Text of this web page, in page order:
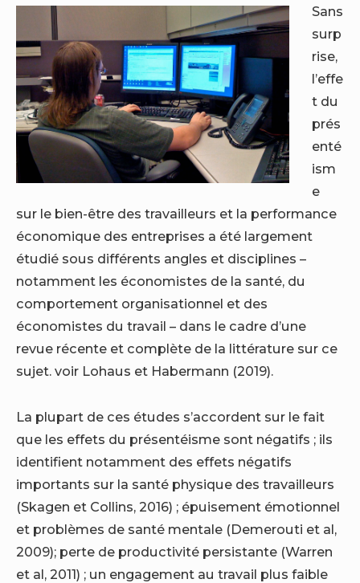
Sans
surp
rise,
l’effe
t du
prés
enté
ism
e
sur le bien-être des travailleurs et la performance
économique des entreprises a été largement
étudié sous différents angles et disciplines –
notamment les économistes de la santé, du
comportement organisationnel et des
économistes du travail – dans le cadre d’une
revue récente et complète de la littérature sur ce
sujet. voir Lohaus et Habermann (2019).
La plupart de ces études s’accordent sur le fait
que les effets du présentéisme sont négatifs ; ils
identifient notamment des effets négatifs
importants sur la santé physique des travailleurs
(Skagen et Collins, 2016) ; épuisement émotionnel
et problèmes de santé mentale (Demerouti et al,
2009); perte de productivité persistante (Warren
et al, 2011) ; un engagement au travail plus faible